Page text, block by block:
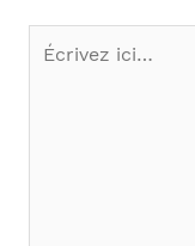
Écrivez
ici…